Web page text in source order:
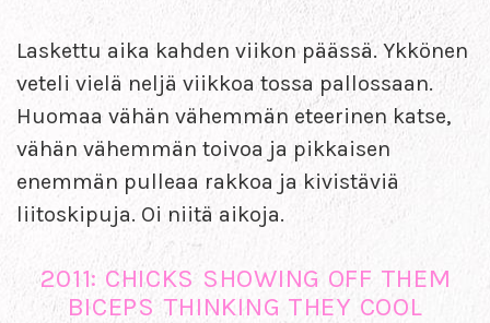
Laskettu aika kahden viikon päässä. Ykkönen
veteli vielä neljä viikkoa tossa pallossaan.
Huomaa vähän vähemmän eteerinen katse,
vähän vähemmän toivoa ja pikkaisen
enemmän pulleaa rakkoa ja kivistäviä
liitoskipuja. Oi niitä aikoja.
2011: CHICKS SHOWING OFF THEM
BICEPS THINKING THEY COOL